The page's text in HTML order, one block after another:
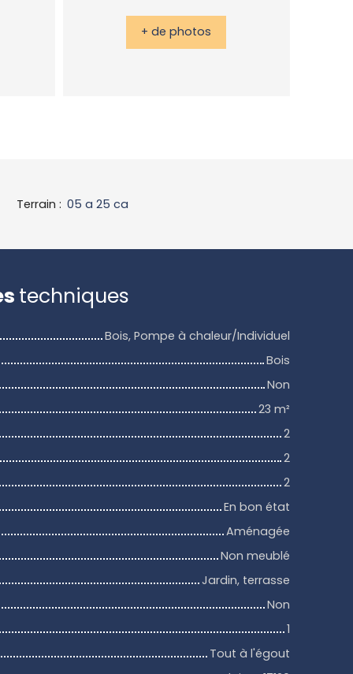
+ de photos
Terrain : 05 a 25 ca
techniques
Bois, Pompe à chaleur/Individuel
Bois
Non
23 m²
2
2
2
En bon état
Aménagée
Non meublé
Jardin, terrasse
Non
1
Tout à l'égout